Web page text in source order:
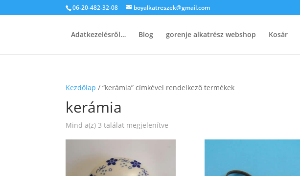
06-20-482-32-08 boyalkatreszek@gmail.com
Adatkezelésről… Blog gorenje alkatrész webshop Kosár
Kezdőlap / “kerámia” címkével rendelkező termékek
kerámia
Mind a(z) 3 találat megjelenítve